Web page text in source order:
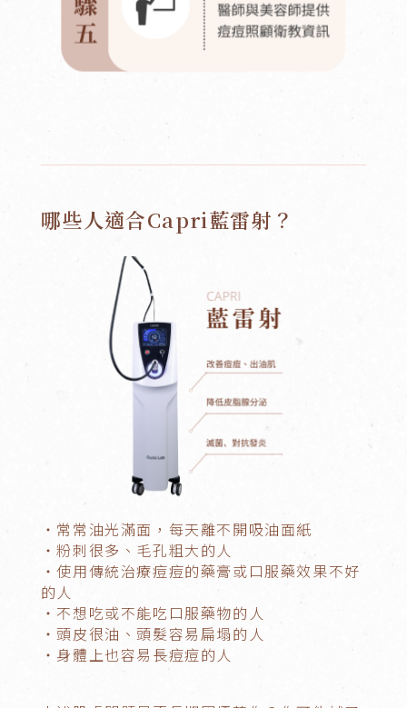
哪些人適合Capri藍雷射？
・常常油光滿面，每天離不開吸油面紙
・粉刺很多、毛孔粗大的人
・使用傳統治療痘痘的藥膏或口服藥效果不好
的人
・不想吃或不能吃口服藥物的人
・頭皮很油、頭髮容易扁塌的人
・身體上也容易長痘痘的人